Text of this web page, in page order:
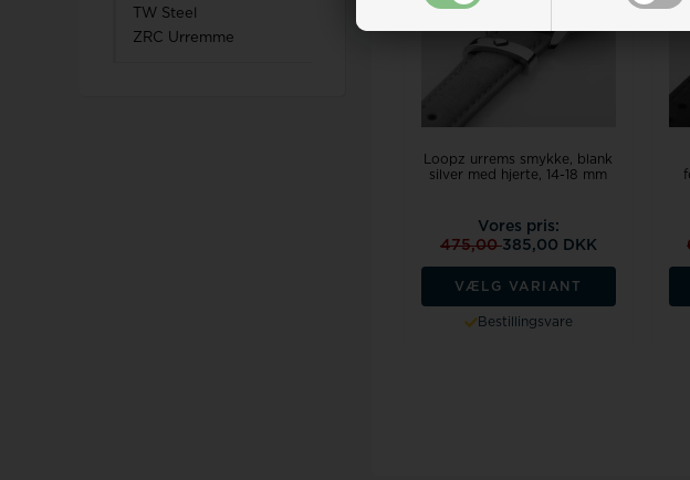
TW Steel
ZRC Urremme
Loopz urrems smykke, blank
silver med hjerte, 14-18 mm
Vores pris:
475,00385,00 DKK
VÆLG VARIANT
Bestillingsvare